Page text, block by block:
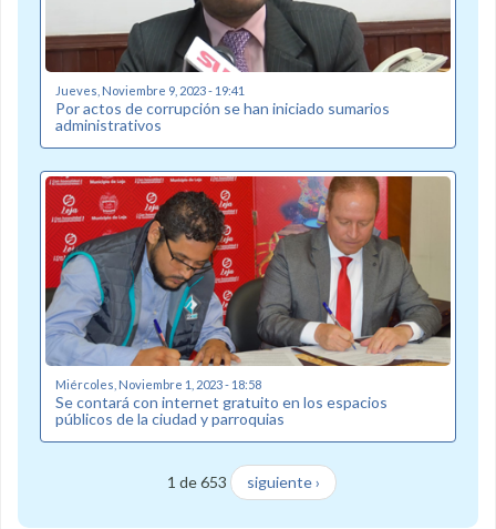
Jueves, Noviembre 9, 2023 - 19:41
Por actos de corrupción se han iniciado sumarios
administrativos
Miércoles, Noviembre 1, 2023 - 18:58
Se contará con internet gratuito en los espacios
públicos de la ciudad y parroquias
1 de 653 siguiente ›